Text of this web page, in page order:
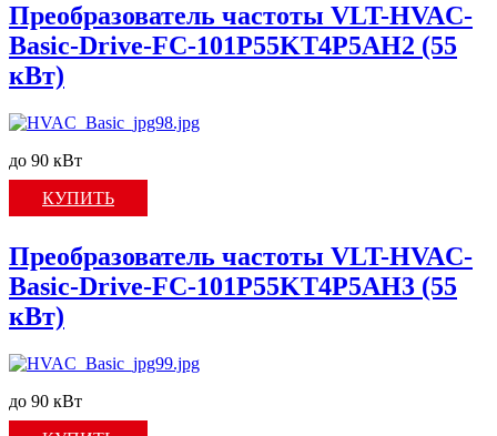
Преобразователь частоты VLT-HVAC-
Basic-Drive-FC-101P55KT4P5AH2 (55
кВт)
до 90 кВт
КУПИТЬ
Преобразователь частоты VLT-HVAC-
Basic-Drive-FC-101P55KT4P5AH3 (55
кВт)
до 90 кВт